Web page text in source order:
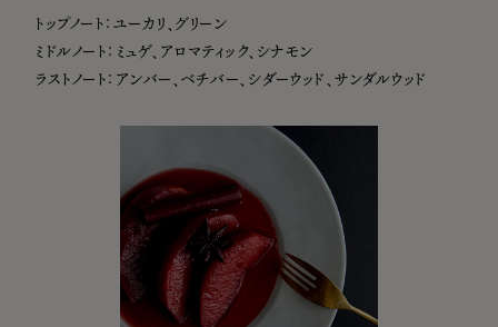
トップノート：ユーカリ、グリーン
ミドルノート：ミュゲ、アロマティック、シナモン
ラストノート：アンバー、ベチバー、シダーウッド、サンダルウッド